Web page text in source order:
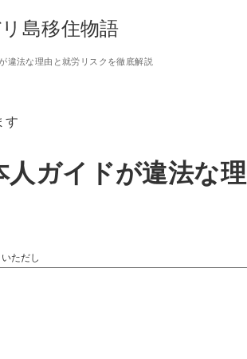
島移住物語
違法な理由と就労リスクを徹底解説
す
ガイドが違法な
ただし